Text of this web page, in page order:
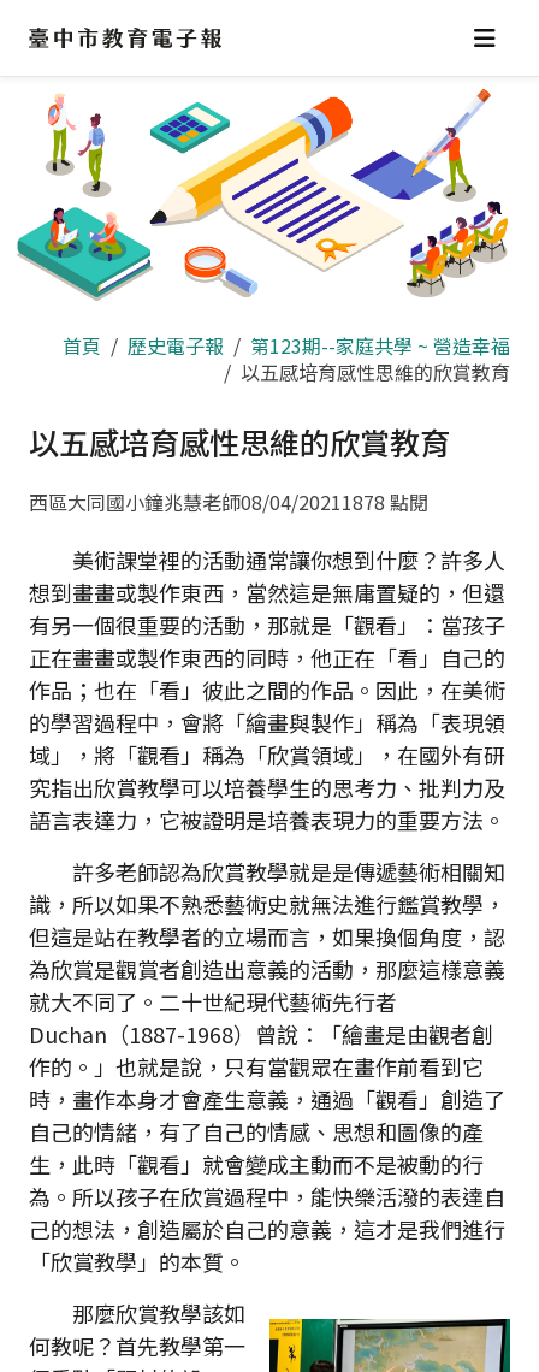
區
首頁 歷史電子報
第123期--家庭共學 ~ 營造幸福
以五感培育感性思維的欣賞教育
以五感培育感性思維的欣賞教育
西區大同國小鐘兆慧老師08/04/20211878 點閱
美術課堂裡的活動通常讓你想到什麼？許多人
想到畫畫或製作東西，當然這是無庸置疑的，但還
有另一個很重要的活動，那就是「觀看」：當孩子
正在畫畫或製作東西的同時，他正在「看」自己的
作品；也在「看」彼此之間的作品。因此，在美術
的學習過程中，會將「繪畫與製作」稱為「表現領
域」，將「觀看」稱為「欣賞領域」，在國外有研
究指出欣賞教學可以培養學生的思考力、批判力及
語言表達力，它被證明是培養表現力的重要方法。
許多老師認為欣賞教學就是是傳遞藝術相關知
識，所以如果不熟悉藝術史就無法進行鑑賞教學，
但這是站在教學者的立場而言，如果換個角度，認
為欣賞是觀賞者創造出意義的活動，那麼這樣意義
就大不同了。二十世紀現代藝術先行者
Duchan（1887-1968）曾說：「繪畫是由觀者創
作的。」也就是說，只有當觀眾在畫作前看到它
時，畫作本身才會產生意義，通過「觀看」創造了
自己的情緒，有了自己的情感、思想和圖像的產
生，此時「觀看」就會變成主動而不是被動的行
為。所以孩子在欣賞過程中，能快樂活潑的表達自
己的想法，創造屬於自己的意義，這才是我們進行
「欣賞教學」的本質。
那麼欣賞教學該如
何教呢？首先教學第一